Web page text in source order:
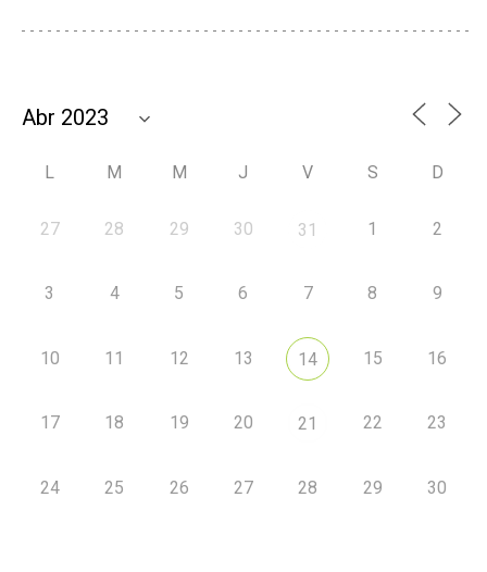
L M M J V S D
27 28 29 30 31 1 2
3 4 5 6 7 8 9
10 11 12 13 14 15 16
17 18 19 20 21 22 23
24 25 26 27 28 29 30